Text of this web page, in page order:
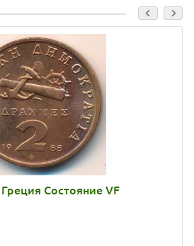
Состояние VF